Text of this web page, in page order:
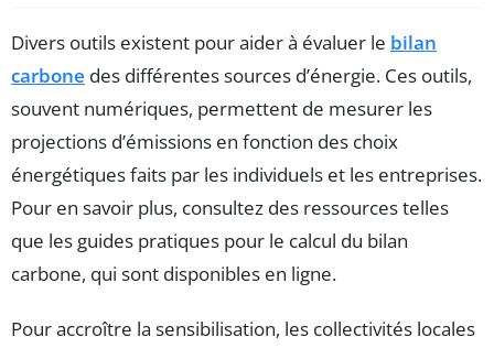
Divers outils existent pour aider à évaluer le bilan
carbone des différentes sources d’énergie. Ces outils,
souvent numériques, permettent de mesurer les
projections d’émissions en fonction des choix
énergétiques faits par les individuels et les entreprises.
Pour en savoir plus, consultez des ressources telles
que les guides pratiques pour le calcul du bilan
carbone, qui sont disponibles en ligne.
Pour accroître la sensibilisation, les collectivités locales